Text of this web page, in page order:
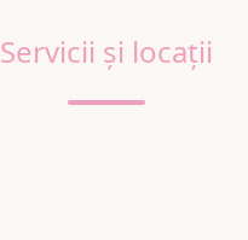
Servicii și locații